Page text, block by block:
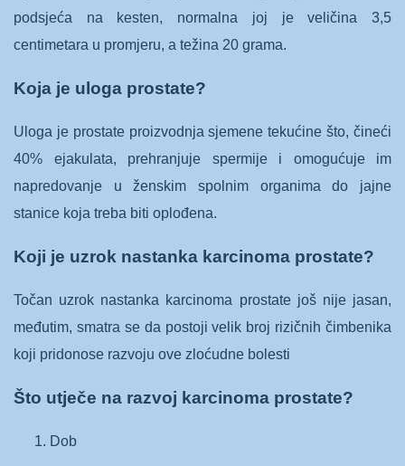
podsjeća na kesten, normalna joj je veličina 3,5
centimetara u promjeru, a težina 20 grama.
Koja je uloga prostate?
Uloga je prostate proizvodnja sjemene tekućine što, čineći
40% ejakulata, prehranjuje spermije i omogućuje im
napredovanje u ženskim spolnim organima do jajne
stanice koja treba biti oplođena.
Koji je uzrok nastanka karcinoma prostate?
Točan uzrok nastanka karcinoma prostate još nije jasan,
međutim, smatra se da postoji velik broj rizičnih čimbenika
koji pridonose razvoju ove zloćudne bolesti
Što utječe na razvoj karcinoma prostate?
Dob